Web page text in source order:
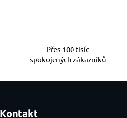
Přes 100 tisíc
spokojených zákazníků
Kontakt